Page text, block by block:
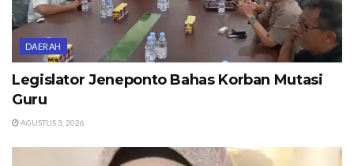
DAERAH
Legislator Jeneponto Bahas Korban Mutasi
Guru
AGUSTUS 3, 2026